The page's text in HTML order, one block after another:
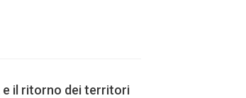
e il ritorno dei territori